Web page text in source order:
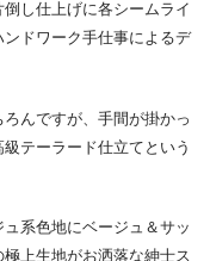
し仕上げに各シームライ
ドワーク手仕事によるデ
んですが、手間が掛かっ
テーラード仕立てという
系色地にベージュ＆サッ
上生地がお洒落な紳士ス